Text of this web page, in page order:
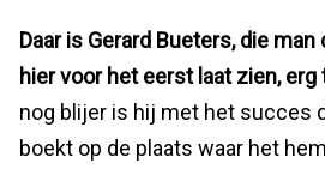
Daar is Gerard Bueters, die man
hier voor het eerst laat zien,
nog blijer is hij met het succes
boekt op de plaats waar het